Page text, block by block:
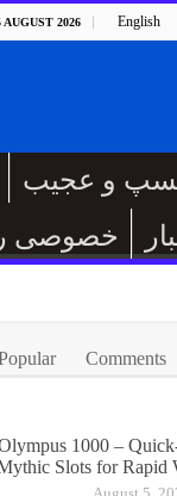
2026 English
و عجیب
خصوصی
Comments
1000 –
Slots for Rapid